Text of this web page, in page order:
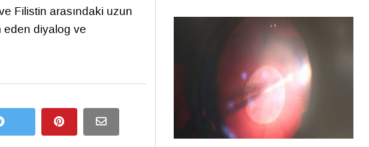
Filistin arasındaki uzun
eden diyalog ve